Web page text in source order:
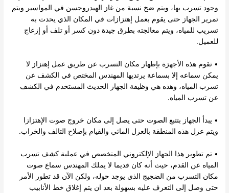
وجود تسرب بها، ويتم ضخ نسبة من غاز الهيدروجسن في المواسير ويتم
تمرير الجهاز حتى يقوم بعمل إهتزازات في المكان الذي يحدث به
تسريب للمياه، ويتم معالجته بطرق جيدة دون كسر أو تلف أو إزعاج
للعميل.
• تقوم هذه الأجهزة بإظهار مكان التسرب عن طريق عمل إهتزاز لا
يمكن سماعه إلا بسماعة يرتديها المهندس المختص في الكشف عن
تسرب المياه، وهذه هي وظيفة الجهاز الحديث المستخدم في الكشف
عن تسرب المياه.
• يبدأ الجهاز بتتبع الصوت حتى يصل إلى مكان خروج صوت الإهتزازا
ويتم عزل هذه المنطقة بالعزل المائي والقيام بإصلاح التالف والخراب.
• تم تطوير هذا الجهاز الإلكتروني المتخصص في عملية كشف تسرب
المياه عن القدم، حيث أنه كان قديما لا يملك المهندس سماع صوت
مكان التسرب من الضجيج الذي يوجد حوله، ولكن الآن قد تطور الأمر
حتى وصل إلى التعرف عليه بسهولة بعد ان يتم إغلاق خط الأنابيب